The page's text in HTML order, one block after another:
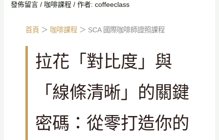
發佈留言 / 咖啡課程 / 作者: coffeeclass
首頁 ＞ 咖啡課程 ＞ SCA 國際咖啡師證照課程
拉花「對比度」與
「線條清晰」的關鍵
密碼：從零打造你的